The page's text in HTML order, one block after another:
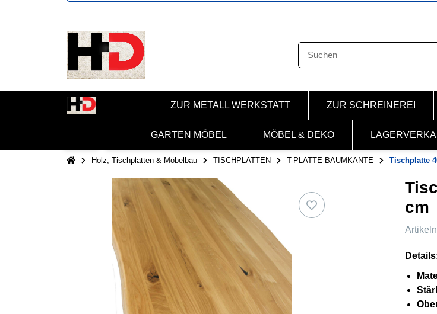
ZUR METALL WERKSTATT ZUR SCHREINEREI
GARTEN MÖBEL MÖBEL & DEKO
Holz, Tischplatten & Möbelbau TISCHPLATTEN T-PLATTE BAUMKANTE Tischplatte
cm